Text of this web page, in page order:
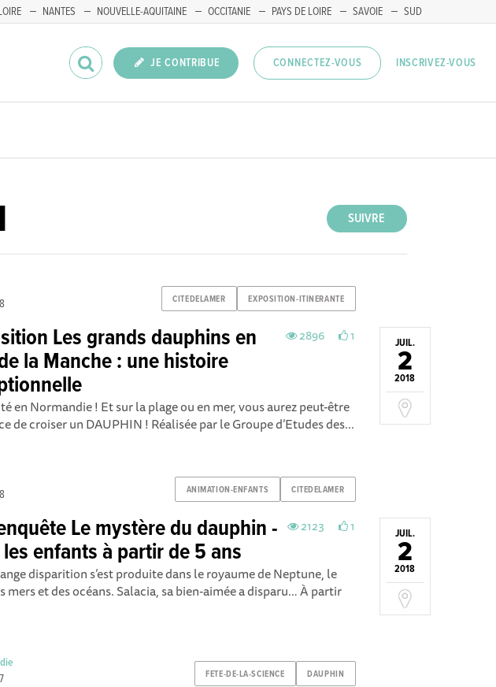
NANTES NOUVELLE-AQUITAINE OCCITANIE PAYS DE LOIRE SAVOIE SUD
JE CONTRIBUE CONNECTEZ-VOUS INSCRIVEZ-VOUS
SUIVRE
CITEDELAMER EXPOSITION-ITINERANTE
JUIL.
2
2018
2896 1
Les grands dauphins en
la Manche : une histoire
en Normandie ! Et sur la plage ou en mer, vous aurez peut-être
de croiser un DAUPHIN ! Réalisée par le Groupe d’Etudes des...
ANIMATION-ENFANTS CITEDELAMER
JUIL.
2
2018
2123 1
Le mystère du dauphin -
enfants à partir de 5 ans
disparition s’est produite dans le royaume de Neptune, le
mers et des océans. Salacia, sa bien-aimée a disparu… À partir
FETE-DE-LA-SCIENCE DAUPHIN